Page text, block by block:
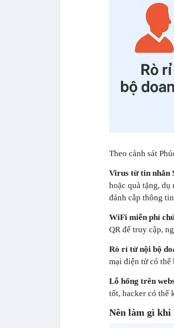
Theo cảnh sát
Virus từ tin nhắn
hoặc quà tặng,
đánh cắp thông
WiFi miễn phí
QR để truy cập,
Rò rỉ từ nội bộ
mại điện tử có
Lỗ hổng trên
tốt, hacker có thể
Nên làm gì khi